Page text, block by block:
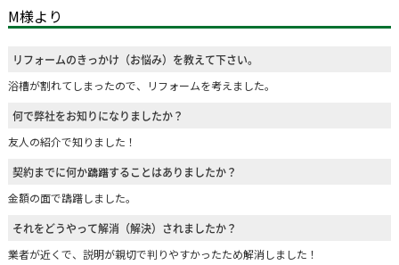
M様より
リフォームのきっかけ（お悩み）を教えて下さい。
浴槽が割れてしまったので、リフォームを考えました。
何で弊社をお知りになりましたか？
友人の紹介で知りました！
契約までに何か躊躇することはありましたか？
金額の面で躊躇しました。
それをどうやって解消（解決）されましたか？
業者が近くで、説明が親切で判りやすかったため解消しました！